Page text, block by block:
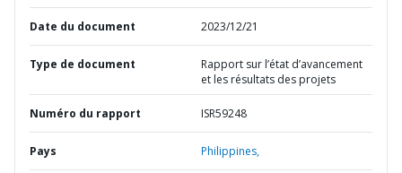
Date du document 2023/12/21
Type de document
Rapport sur l’état d’avancement
et les résultats des projets
Numéro du rapport ISR59248
Pays Philippines,